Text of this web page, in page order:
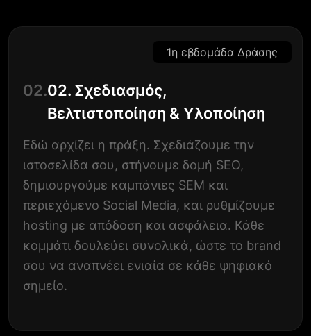
1η εβδομάδα Δράσης
02.02. Σχεδιασμός,
Βελτιστοποίηση & Υλοποίηση
Εδώ αρχίζει η πράξη. Σχεδιάζουμε την
ιστοσελίδα σου, στήνουμε δομή SEO,
δημιουργούμε καμπάνιες SEM και
περιεχόμενο Social Media, και ρυθμίζουμε
hosting με απόδοση και ασφάλεια. Κάθε
κομμάτι δουλεύει συνολικά, ώστε το brand
σου να αναπνέει ενιαία σε κάθε ψηφιακό
σημείο.